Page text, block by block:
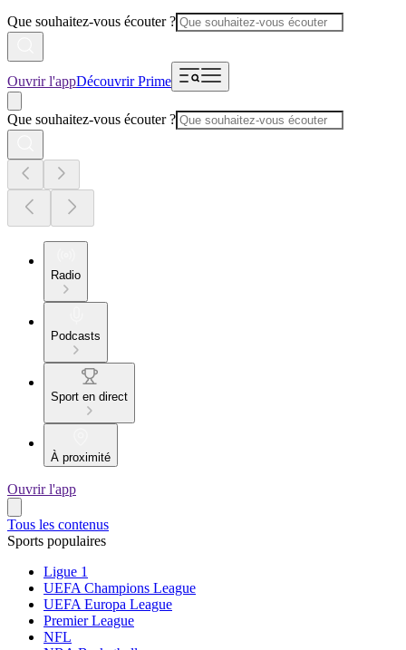
Que souhaitez-vous écouter ?
Ouvrir l'appDécouvrir Prime
Que souhaitez-vous écouter ?
Radio
Podcasts
Sport en direct
À proximité
Ouvrir l'app
Tous les contenus
Sports populaires
Ligue 1
UEFA Champions League
UEFA Europa League
Premier League
NFL